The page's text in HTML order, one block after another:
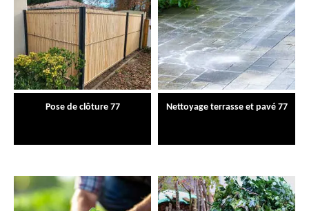
Pose de clôture 77 Nettoyage terrasse et pavé 77